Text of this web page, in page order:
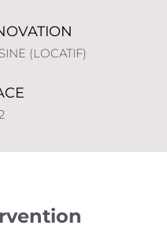
(LOCATIF)